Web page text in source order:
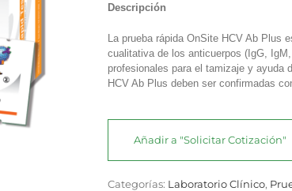
Descripción
La prueba rápida OnSite HCV Ab Plus
cualitativa de los anticuerpos (IgG,
profesionales para el tamizaje y ayuda
HCV Ab Plus deben ser confirmadas
Añadir a "Solicitar Cotización"
Categorías: Laboratorio Clínico,